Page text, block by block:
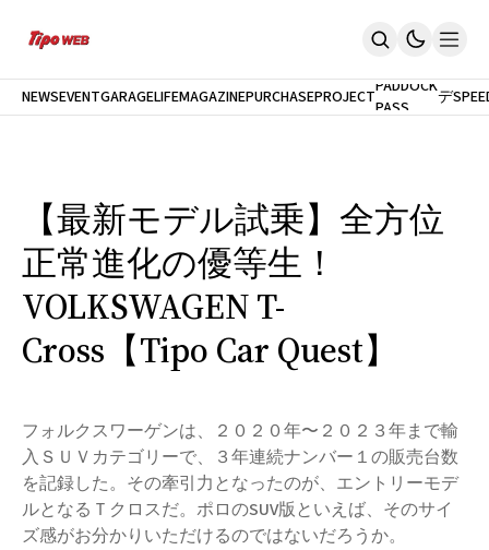
Home
最新モデル試乗
GarageLife
定期購読
雑誌
ログイン
新規会員登録
NEWSEVENTGARAGELIFEMAGAZINEPURCHASEPROJECTPADDOCK
PASS
最
新
モ
デ
ル
【最新モデル試乗】全方位
正常進化の優等生！
VOLKSWAGEN T-
Cross【Tipo Car Quest】
フォルクスワーゲンは、２０２０年〜２０２３年まで輸
入ＳＵＶカテゴリーで、３年連続ナンバー１の販売台数
を記録した。その牽引力となったのが、エントリーモデ
ルとなるＴクロスだ。ポロのSUV版といえば、そのサイ
ズ感がお分かりいただけるのではないだろうか。